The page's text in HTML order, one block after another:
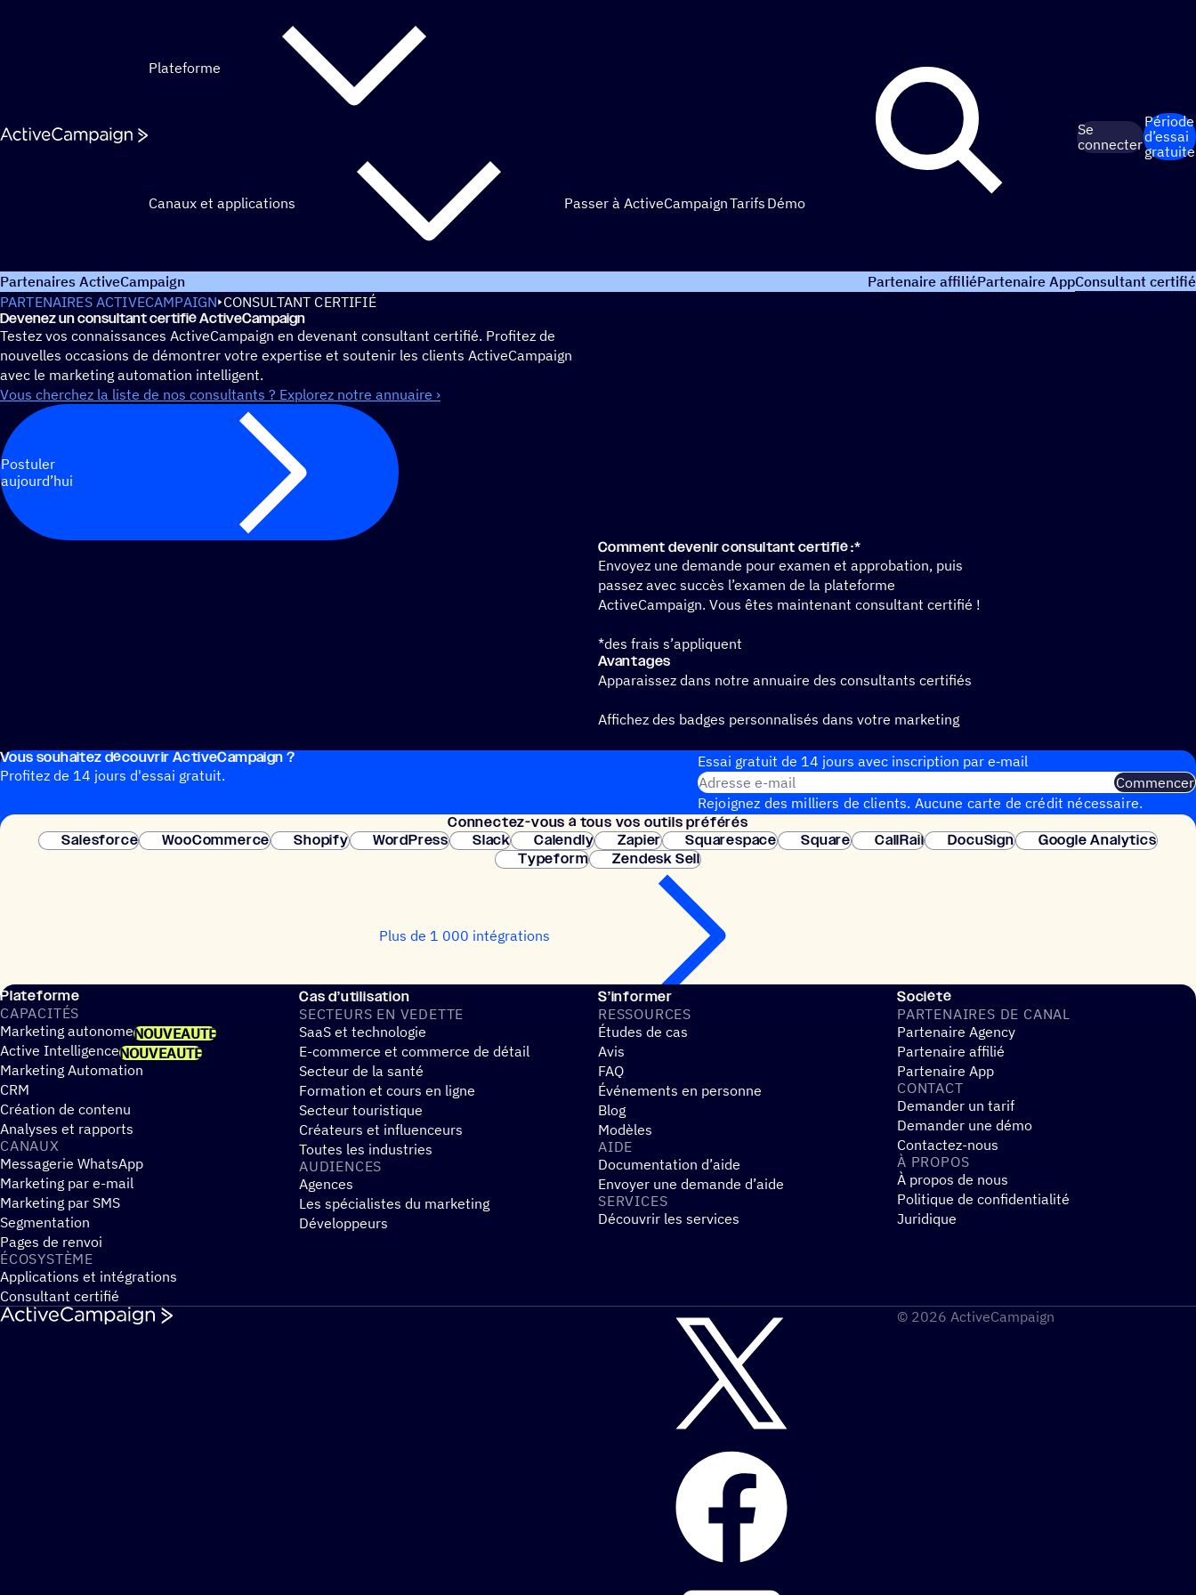
Plateforme
Canaux et applications Passer à ActiveCampaignTarifs Démo
Se
connecter
Période
d’essai
gratuite
Partenaires ActiveCampaign Partenaire affiliéPartenaire AppConsultant certifié
PARTENAIRES ACTIVECAMPAIGN CONSULTANT CERTIFIÉ
Devenez un consul­tant certifié ActiveCampaign
Testez vos connaissances ActiveCampaign en devenant consultant certifié. Profitez de
nouvelles occasions de démontrer votre expertise et soutenir les clients ActiveCampaign
avec le marketing automation intelligent.
Vous cherchez la liste de nos consultants ? Explorez notre annuaire ›
Postuler
aujourd’hui
Comment devenir consultant certifié :*
Envoyez une demande pour examen et approbation, puis
passez avec succès l’examen de la plateforme
ActiveCampaign. Vous êtes maintenant consultant certifié !
*des frais s’appliquent
Avan­tages
Apparaissez dans notre annuaire des consultants certifiés
Affichez des badges personnalisés dans votre marketing
Des opportunités de marketing inégalées
Vous souhai­tez découvrir ActiveCampaign ?
Profitez de 14 jours d'essai gratuit.
Essai gratuit de 14 jours avec inscrip­tion par e‑mail
Adresse e-mail
Commencer
Rejoignez des milliers de clients. Aucune carte de crédit nécessaire.
Configuration instantanée.
Connec­tez-vous à tous vos outils préférés
Salesforce
WooCommerce Shopify WordPress Slack Calendly Zapier Squarespace Square CallRail DocuSign
Google Analytics
Typeform
Zendesk Sell
Plus de 1 000 intégrations
Plateforme
CAPA­CI­TÉS
Marketing autonomeNOUVEAUTÉ
Active IntelligenceNOUVEAUTÉ
Marketing Automation
CRM
Création de contenu
Analyses et rapports
CANAUX
Messagerie WhatsApp
Marketing par e-mail
Marketing par SMS
Segmentation
Pages de renvoi
ÉCOSYS­TÈME
Applications et intégrations
Consultant certifié
Cas d’utilisation
SECTEURS EN VEDETTE
SaaS et technologie
E-commerce et commerce de détail
Secteur de la santé
Formation et cours en ligne
Secteur touristique
Créateurs et influenceurs
Toutes les industries
AUDIENCES
Agences
Les spécialistes du marketing
Développeurs
S’informer
RESSOURCES
Études de cas
Avis
FAQ
Événements en personne
Blog
Modèles
AIDE
Documentation d’aide
Envoyer une demande d’aide
SERVICES
Découvrir les services
Société
PARTE­NAIRES DE CANAL
Partenaire Agency
Partenaire affilié
Partenaire App
CONTACT
Demander un tarif
Demander une démo
Contactez-nous
À PROPOS
À propos de nous
Politique de confidentialité
Juridique
© 2026 ActiveCampaign